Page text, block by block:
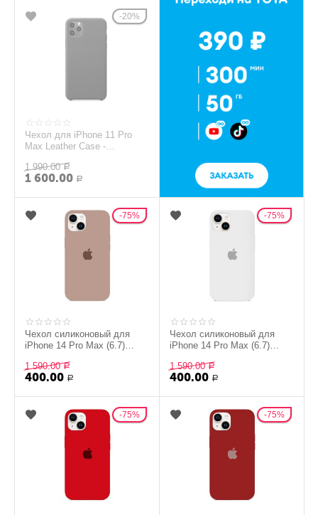
20%
Чехол для iPhone 11 Pro
Max Leather Case -
1 990.00 Р
1 600.00 Р
75%
Чехол силиконовый для
iPhone 14 Pro Max (6.7)
(Бежевый)
1 590.00 Р
400.00 Р
75%
Чехол силиконовый для
iPhone 14 Pro Max (6.7)
1 590.00 Р
400.00 Р
75% 75%